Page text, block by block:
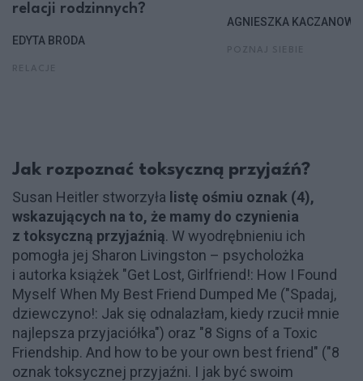
relacji rodzinnych?
EDYTA BRODA
AGNIESZKA
Jak rozpoznać toksyczną przyjaźń?
Susan Heitler stworzyła listę ośmiu oznak (4),
wskazujących na to, że mamy do czynienia
z toksyczną przyjaźnią. W wyodrębnieniu ich
pomogła jej Sharon Livingston – psycholożka
i autorka książek "Get Lost, Girlfriend!: How I Found
Myself When My Best Friend Dumped Me ("Spadaj,
dziewczyno!: Jak się odnalazłam, kiedy rzucił mnie
najlepsza przyjaciółka") oraz "8 Signs of a Toxic
Friendship. And how to be your own best friend" ("8
oznak toksycznej przyjaźni. I jak być swoim